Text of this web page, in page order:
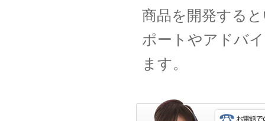
商品を開発する
ポートやアドバ
ます。